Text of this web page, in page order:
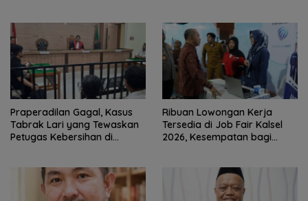
Praperadilan Gagal, Kasus
Tabrak Lari yang Tewaskan
Petugas Kebersihan di
Ribuan Lowongan Kerja
Tersedia di Job Fair Kalsel
2026, Kesempatan bagi